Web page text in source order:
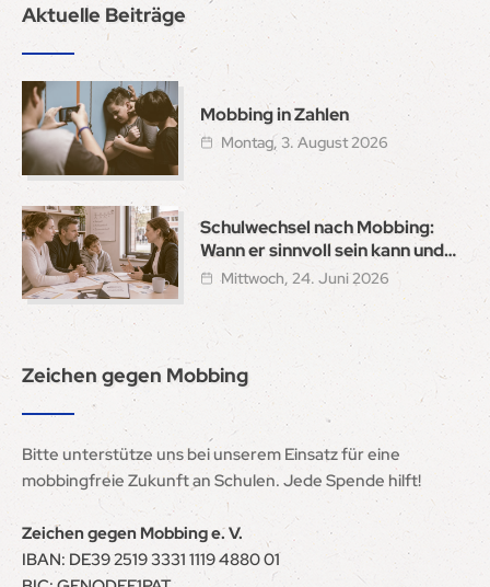
Zeichen gegen Mobbing
Bitte unterstütze uns bei unserem Einsatz für eine
mobbingfreie Zukunft an Schulen. Jede Spende hilft!
Zeichen gegen Mobbing e. V.
IBAN: DE39 2519 3331 1119 4880 01
Aktuelle Beiträge
Mobbing in Zahlen
Montag, 3. August 2026
Schulwechsel nach Mobbing:
Wann er sinnvoll sein kann und
wie ein sicherer Neustart gelingt
Mittwoch, 24. Juni 2026